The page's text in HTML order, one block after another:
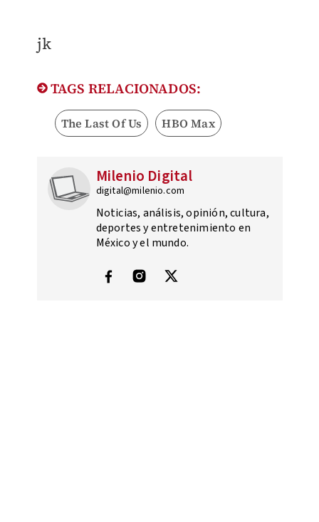
jk
TAGS RELACIONADOS:
The Last Of Us HBO Max
Milenio Digital
digital@milenio.com
Noticias, análisis, opinión, cultura,
deportes y entretenimiento en
México y el mundo.